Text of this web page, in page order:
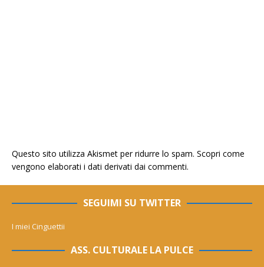
Questo sito utilizza Akismet per ridurre lo spam. Scopri come
vengono elaborati i dati derivati dai commenti.
SEGUIMI SU TWITTER
I miei Cinguettii
ASS. CULTURALE LA PULCE